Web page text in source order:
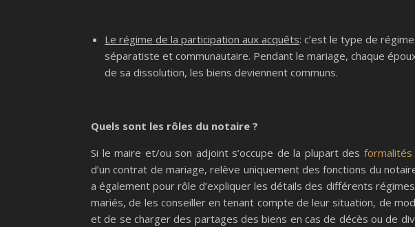
Le régime de la participation aux acquêts: c’est le type de
séparatiste et communautaire. Pendant le mariage, chaque
de sa dissolution, les biens deviennent communs.
Quels sont les rôles du notaire ?
Si le maire et/ou son adjoint s’occupe de la plupart des formalités
d’un contrat de mariage, relève uniquement des fonctions du
a également pour rôle d’expliquer les détails des différents
mariés, de les conseiller en tenant compte de leur situation, de
et de se charger des partages des biens en cas de décès ou de